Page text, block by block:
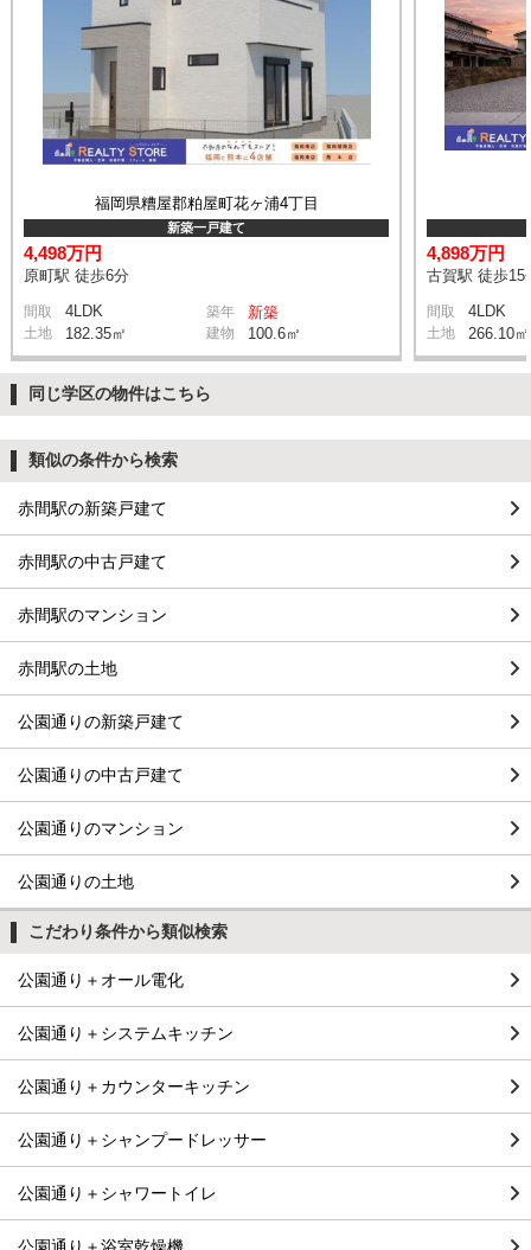
福岡県糟屋郡粕屋町花ヶ浦4丁目
新築一戸建て
4,498万円
原町駅 徒歩6分
間取 4LDK 築年 新築
土地 182.35㎡ 建物 100.6㎡
4,898万円
古賀駅 徒歩15
間取 4LDK
土地 266.10㎡
同じ学区の物件はこちら
類似の条件から検索
赤間駅の新築戸建て
赤間駅の中古戸建て
赤間駅のマンション
赤間駅の土地
公園通りの新築戸建て
公園通りの中古戸建て
公園通りのマンション
公園通りの土地
こだわり条件から類似検索
公園通り＋オール電化
公園通り＋システムキッチン
公園通り＋カウンターキッチン
公園通り＋シャンプードレッサー
公園通り＋シャワートイレ
公園通り＋浴室乾燥機